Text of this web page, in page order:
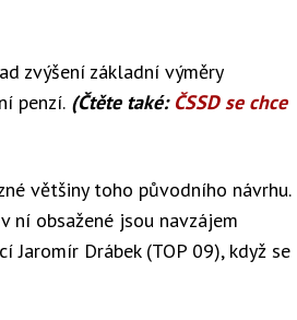
zvýšení základní výměry
penzí. (Čtěte také: ČSSD se chce
většiny toho původního návrhu.
ní obsažené jsou navzájem
Jaromír Drábek (TOP 09), když se